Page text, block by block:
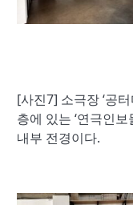
[사진7] 소극장 ‘공터
층에 있는 ‘연극인보
내부 전경이다.